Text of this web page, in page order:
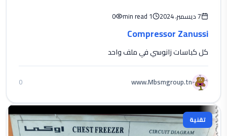
7 ديسمبر، 2024 1 min read
0
Compressor Zanussi
كل كباسات زانوسي في ملف واحد
www.Mbsmgroup.tn
0
تقنية